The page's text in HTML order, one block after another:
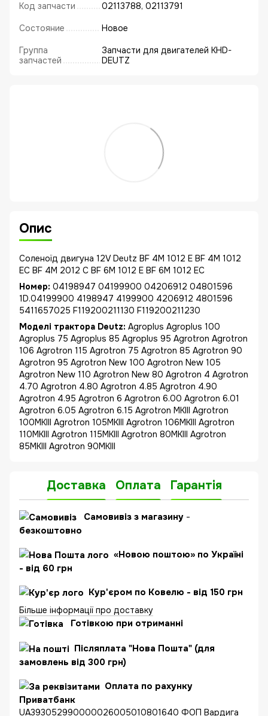
Код запчасти 02113788, 02113791
Состояние Новое
Группа
запчастей
Запчасти для двигателей KHD-
DEUTZ
Опис
Соленоїд двигуна 12V Deutz BF 4M 1012 E BF 4M 1012
EC BF 4M 2012 C BF 6M 1012 E BF 6M 1012 EC
Номер: 04198947 04199900 04206912 04801596
1D.04199900 4198947 4199900 4206912 4801596
5411657025 F119200211130 F119200211230
Моделі трактора Deutz: Agroplus Agroplus 100
Agroplus 75 Agroplus 85 Agroplus 95 Agrotron Agrotron
106 Agrotron 115 Agrotron 75 Agrotron 85 Agrotron 90
Agrotron 95 Agrotron New 100 Agrotron New 105
Agrotron New 110 Agrotron New 80 Agrotron 4 Agrotron
4.70 Agrotron 4.80 Agrotron 4.85 Agrotron 4.90
Agrotron 4.95 Agrotron 6 Agrotron 6.00 Agrotron 6.01
Agrotron 6.05 Agrotron 6.15 Agrotron MKIII Agrotron
100MKIII Agrotron 105MKIII Agrotron 106MKIII Agrotron
110MKIII Agrotron 115MKIII Agrotron 80MKIII Agrotron
85MKIII Agrotron 90MKIII
Доставка Оплата Гарантія
Самовивіз з магазину -
безкоштовно
«Новою поштою» по Україні
- від 60 грн
Кур'єром по Ковелю - від 150 грн
Більше інформації про доставку
Готівкою при отриманні
Післяплата "Нова Пошта" (для
замовлень від 300 грн)
Оплата по рахунку
Приватбанк
UA393052990000026005010801640 ФОП Вардига